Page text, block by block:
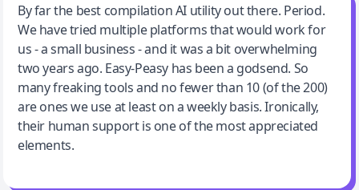
Jeff Wilson
By far the best compilation AI utility
By far the best compilation AI utility out there. Period.
We have tried multiple platforms that would work for
us - a small business - and it was a bit overwhelming
two years ago. Easy-Peasy has been a godsend. So
many freaking tools and no fewer than 10 (of the 200)
are ones we use at least on a weekly basis. Ironically,
their human support is one of the most appreciated
elements.